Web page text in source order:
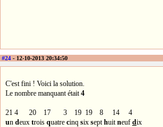
#24 - 12-10-2013 20:34:50
C'est fini ! Voici la solution.
Le nombre manquant était4
21 4 20 17 3 19 19 8 14 4
un deux trois quatre cinq six septhuitneuf dix